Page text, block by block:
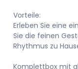
Vorteile:
Erleben Sie eine
Sie die feinen
Rhythmus zu
Komplettbox mit